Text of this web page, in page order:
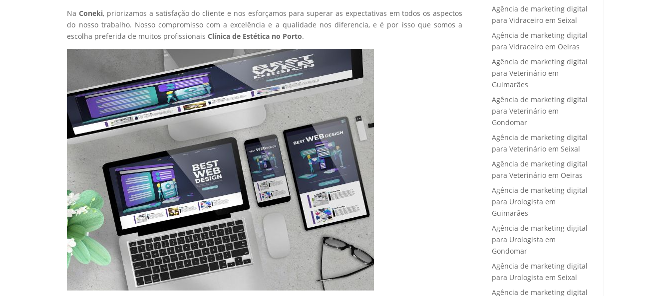
NaConeki, priorizamos a satisfação do cliente e nos esforçamos para superar as expectativas em todos os aspectos
do nosso trabalho. Nosso compromisso com a excelência e a qualidade nos diferencia, e é por isso que somos a
escolha preferida de muitos profissionaisClínica de Estética no Porto.
Agência de marketing digital
para Vidraceiro em Seixal
Agência de marketing digital
para Vidraceiro em Oeiras
Agência de marketing digital
para Veterinário em
Guimarães
Agência de marketing digital
para Veterinário em
Gondomar
Agência de marketing digital
para Veterinário em Seixal
Agência de marketing digital
para Veterinário em Oeiras
Agência de marketing digital
para Urologista em
Guimarães
Agência de marketing digital
para Urologista em
Gondomar
Agência de marketing digital
para Urologista em Seixal
Agência de marketing digital